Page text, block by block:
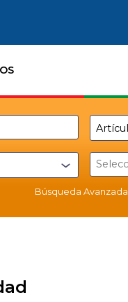
Búsqueda Avanzada